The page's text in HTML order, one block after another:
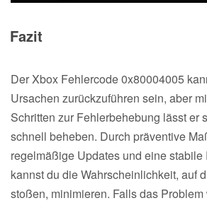
Fazit
Der Xbox Fehlercode 0x80004005
Ursachen zurückzuführen sein, aber
Schritten zur Fehlerbehebung lässt er
schnell beheben. Durch präventive
regelmäßige Updates und eine stabile
kannst du die Wahrscheinlichkeit, auf
stoßen, minimieren. Falls das